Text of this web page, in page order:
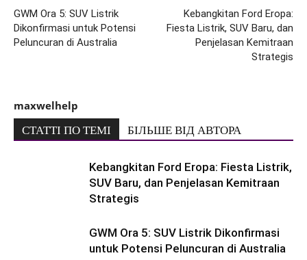
GWM Ora 5: SUV Listrik
Dikonfirmasi untuk Potensi
Peluncuran di Australia
Kebangkitan Ford Eropa:
Fiesta Listrik, SUV Baru, dan
Penjelasan Kemitraan
Strategis
maxwelhelp
СТАТТІ ПО ТЕМІ БІЛЬШЕ ВІД АВТОРА
Kebangkitan Ford Eropa: Fiesta Listrik,
SUV Baru, dan Penjelasan Kemitraan
Strategis
GWM Ora 5: SUV Listrik Dikonfirmasi
untuk Potensi Peluncuran di Australia